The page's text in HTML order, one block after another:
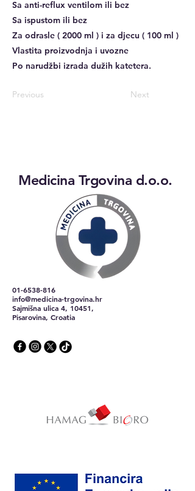
Sa anti-reflux ventilom ili bez
Sa ispustom ili bez
Za odrasle ( 2000 ml ) i za djecu ( 100 ml )
Vlastita proizvodnja i uvozne
Po narudžbi izrada dužih katetera.
Previous Next
Medicina Trgovina d.o.o.
01-6538-816
info@medicina-trgovina.hr
Sajmišna ulica 4, 10451,
Pisarovina, Croatia